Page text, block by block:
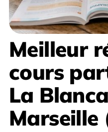
Meilleur
cours
La
Marseille